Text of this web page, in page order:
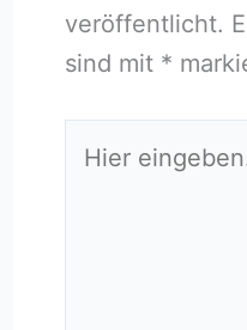
veröffentlicht.
sind mit *
eingeben…